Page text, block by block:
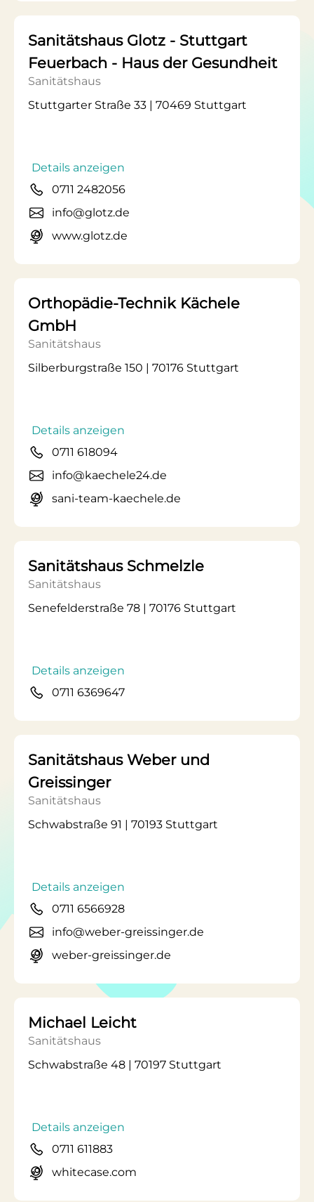
Sanitätshaus Glotz - Stuttgart
Feuerbach - Haus der Gesundheit
Sanitätshaus
Stuttgarter Straße 33 | 70469 Stuttgart
Details anzeigen
0711 2482056
info@glotz.de
www.glotz.de
Orthopädie-Technik Kächele
GmbH
Sanitätshaus
Silberburgstraße 150 | 70176 Stuttgart
Details anzeigen
0711 618094
info@kaechele24.de
sani-team-kaechele.de
Sanitätshaus Schmelzle
Sanitätshaus
Senefelderstraße 78 | 70176 Stuttgart
Details anzeigen
0711 6369647
Sanitätshaus Weber und
Greissinger
Sanitätshaus
Schwabstraße 91 | 70193 Stuttgart
Details anzeigen
0711 6566928
info@weber-greissinger.de
weber-greissinger.de
Michael Leicht
Sanitätshaus
Schwabstraße 48 | 70197 Stuttgart
Details anzeigen
0711 611883
whitecase.com